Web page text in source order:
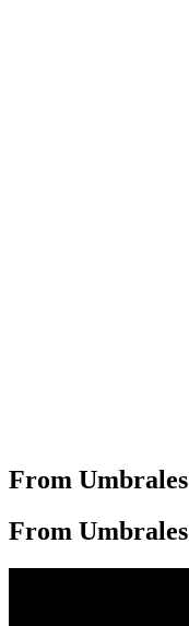
From Umbrales
From Umbrales